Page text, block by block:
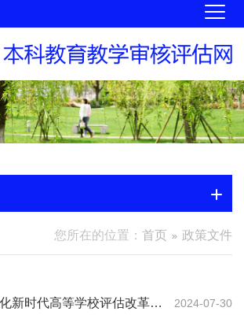
您所在的位置： 首页 政策文件
2024-07-30
时代高等学校评估改革方案